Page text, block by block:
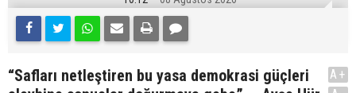
“Safları netleştiren bu yasa demokrasi güçleri
A+